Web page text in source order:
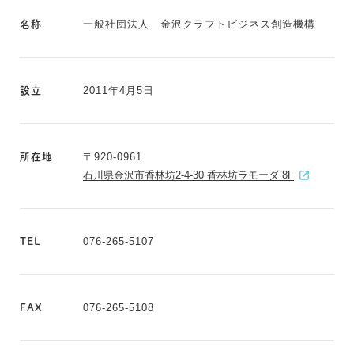
名称 一般社団法人 金沢クラフトビジネス創造機構
設立 2011年4月5日
所在地
〒920-0961
石川県金沢市香林坊2-4-30 香林坊ラモーダ 8F
TEL 076-265-5107
FAX 076-265-5108